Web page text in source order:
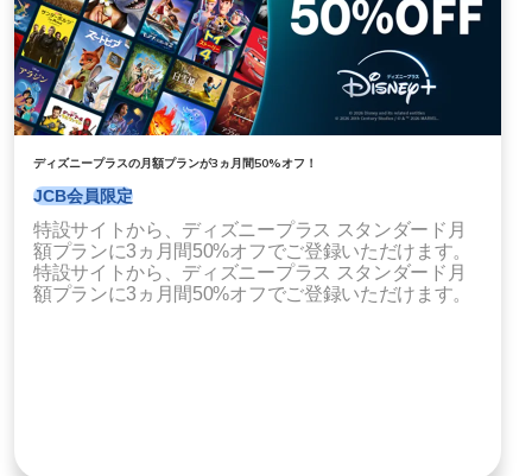
ディズニープラスの月額プランが3ヵ月間50%オフ！
JCB会員限定
特設サイトから、ディズニープラス スタンダード月
額プランに3ヵ月間50%オフでご登録いただけます。
特設サイトから、ディズニープラス スタンダード月
額プランに3ヵ月間50%オフでご登録いただけます。